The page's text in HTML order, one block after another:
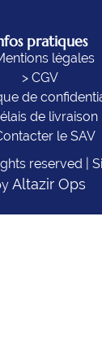
pratiques
légales
> CGV
de
de livraison
le SAV
reserved |
Altazir Ops